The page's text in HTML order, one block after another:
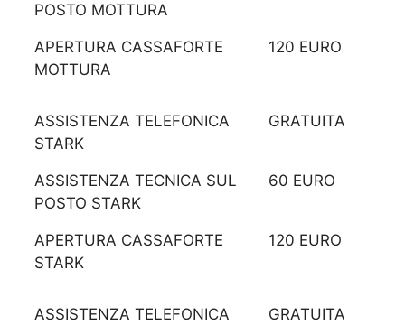
POSTO MOTTURA
APERTURA CASSAFORTE
MOTTURA
120 EURO
ASSISTENZA TELEFONICA
STARK
GRATUITA
ASSISTENZA TECNICA SUL
POSTO STARK
60 EURO
APERTURA CASSAFORTE
STARK
120 EURO
ASSISTENZA TELEFONICA
GRATUITA